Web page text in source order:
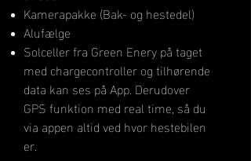
Kamerapakke (Bak- og hestedel)
Alufælge
Solceller fra Green Enery på taget
med chargecontroller og tilhørende
data kan ses på App. Derudover
GPS funktion med real time, så du
via appen altid ved hvor hestebilen
er.